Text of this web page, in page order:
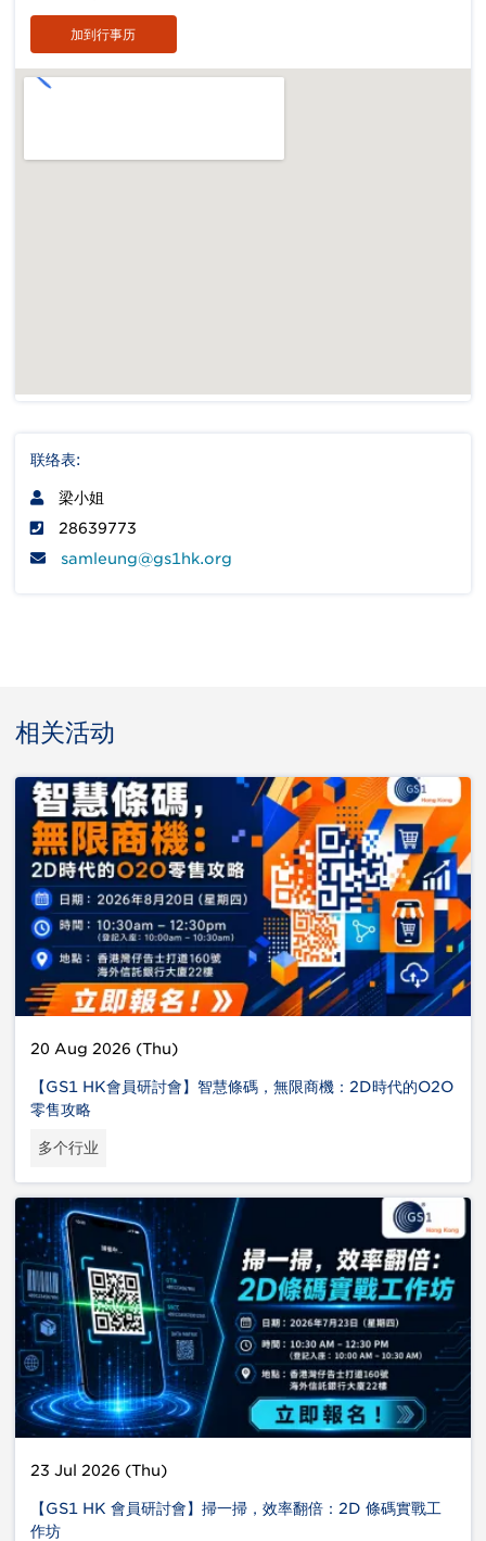
加到行事历
联络表:
梁小姐
28639773
samleung@gs1hk.org
相关活动
20 Aug 2026 (Thu)
【GS1 HK會員研討會】智慧條碼，無限商機：2D時代的O2O
零售攻略
多个行业
23 Jul 2026 (Thu)
【GS1 HK 會員研討會】掃一掃，效率翻倍：2D 條碼實戰工
作坊